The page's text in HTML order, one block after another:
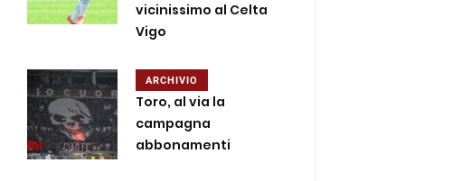
vicinissimo al Celta
Vigo
ARCHIVIO
Toro, al via la
campagna
abbonamenti